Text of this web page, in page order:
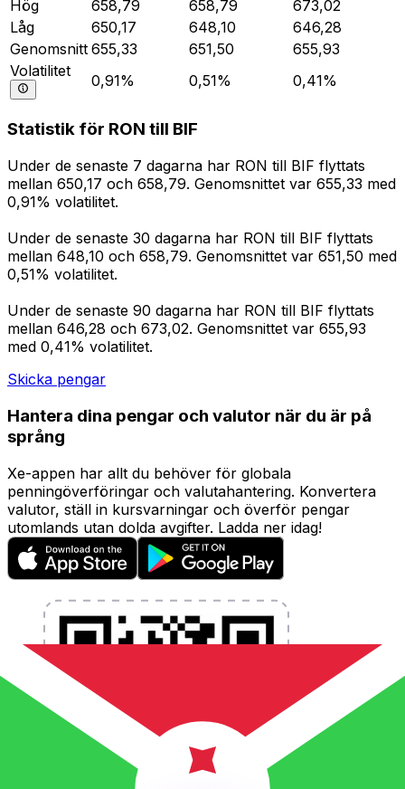
Hög
658,79 658,79
673,02
Låg
650,17 648,10
646,28
Genomsnitt 655,33 651,50
655,93
Volatilitet
0,91% 0,51% 0,41%
Statistik för RON till BIF
Under de senaste 7 dagarna har RON till BIF flyttats
mellan 650,17 och 658,79. Genomsnittet var 655,33 med
0,91% volatilitet.
Under de senaste 30 dagarna har RON till BIF flyttats
mellan 648,10 och 658,79. Genomsnittet var 651,50 med
0,51% volatilitet.
Under de senaste 90 dagarna har RON till BIF flyttats
mellan 646,28 och 673,02. Genomsnittet var 655,93
med 0,41% volatilitet.
Skicka pengar
Hantera dina pengar och valutor när du är på
språng
Xe-appen har allt du behöver för globala
penningöverföringar och valutahantering. Konvertera
valutor, ställ in kursvarningar och överför pengar
utomlands utan dolda avgifter. Ladda ner idag!